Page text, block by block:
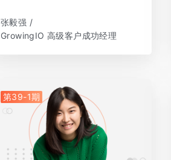
张毅强 /
GrowingIO 高级客户成功经理
第39-1期